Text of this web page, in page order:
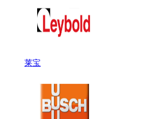
莱宝